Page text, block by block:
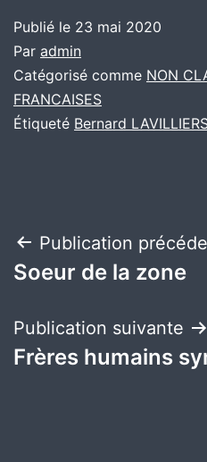
Publié le 23 mai 2020
Par admin
Catégorisé comme NON
FRANCAISES
Étiqueté Bernard
Navigation
de
l’article
Publication
Soeur de la zone
Publication suivante
Frères humains